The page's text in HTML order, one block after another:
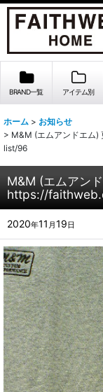
BRAND一覧 アイテム別
ホーム > お知らせ
> M&M (エムアンドエ
list/96
M&M (エムアン
https://
2020年11 月19日